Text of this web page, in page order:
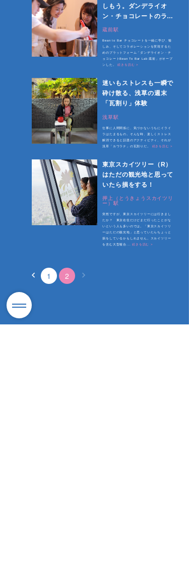
しもう。ダンデライオ
ン・チョコレートのラボ
がオープン
蔵前駅
Bean to Bar チョコレートを一緒に学び、愉
しみ、そしてコラボレーションを実現するた
めのプラットフォーム「ダンデライオン・チ
ョコレートBean To Bar Lab 蔵前」がオープ
ンした。続きを読む >
迷いもストレスも一瞬で
砕け散る、浅草の週末
「瓦割り」体験
浅草駅
仕事に人間関係に、気づかないうちにイライ
ラはたまるもの。そんな時、楽しくストレス
解消できると話題のアクティビティ、それが
浅草「カワラナ」の瓦割りだ。 続きを読む >
東京スカイツリー（R）
はただの観光地と思って
いたら損をする！
押上（とうきょうスカイツリ
ー）駅
突然ですが、東京スカイツリーには行きまし
たか？ 東京在住だけどまだ行ったことがな
いという人も多いのでは。「東京スカイツリ
ーはただの観光地」と思っていたらちょっと
損をしているかもしれません。スカイツリー
を含む大型複合...続きを読む >
1 2